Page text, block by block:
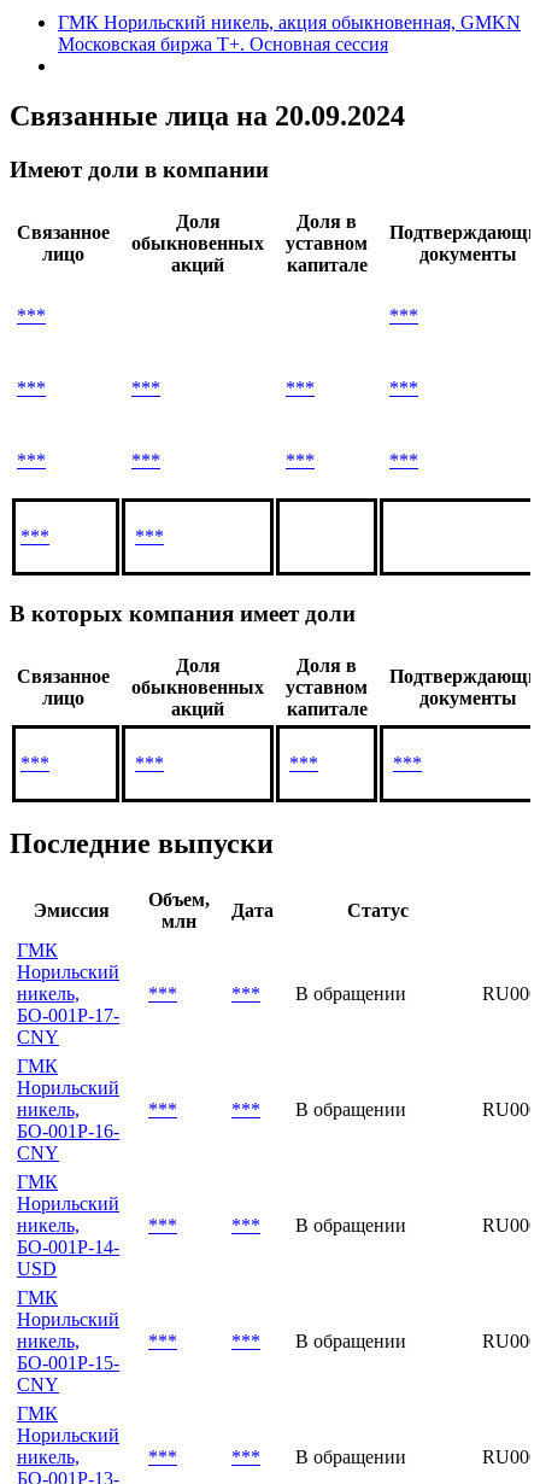
Акции
ГМК Норильский никель, акция обыкновенная, GMKN
Московская биржа Т+. Основная сессия
Имеют доли в компании
Связанное
*** ***
*** *** *** ***
*** ***
*** ***
В которых компания имеет доли
Связанное
обыкновенных
уставном
*** ***
Последние выпуски
Эмиссия
Объем,
млн
Дата Статус
ГМК
Норильский
никель,
БО-001Р-17-
CNY
ГМК
Норильский
никель,
БО-001Р-16-
CNY
ГМК
Норильский
никель,
БО-001P-14-
USD
ГМК
Норильский
никель,
БО-001Р-15-
CNY